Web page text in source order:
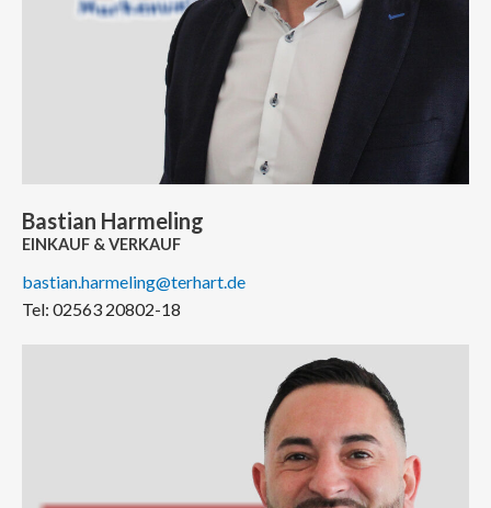
Bastian Harmeling
EINKAUF & VERKAUF
bastian.harmeling@terhart.de
Tel: 02563 20802-18